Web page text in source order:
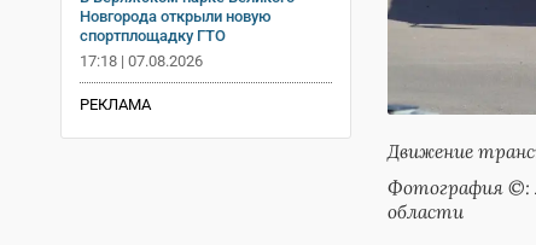
Новгорода открыли новую
спортплощадку ГТО
17:18 | 07.08.2026
РЕКЛАМА
Движение
Фотография ©:
области